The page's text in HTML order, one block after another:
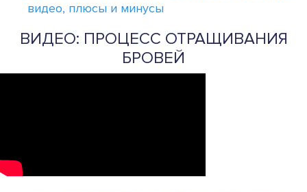
видео, плюсы и минусы
ВИДЕО: ПРОЦЕСС ОТРАЩИВАНИЯ
БРОВЕЙ